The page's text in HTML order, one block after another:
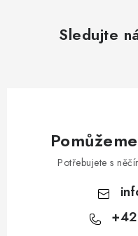
Sledujte
Potřebujete s